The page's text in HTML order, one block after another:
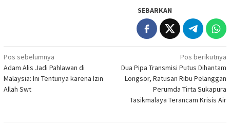
SEBARKAN
Navigasi
pos
Pos sebelumnya
Adam Alis Jadi Pahlawan di
Malaysia: Ini Tentunya karena Izin
Allah Swt
Pos berikutnya
Dua Pipa Transmisi Putus Dihantam
Longsor, Ratusan Ribu Pelanggan
Perumda Tirta Sukapura
Tasikmalaya Terancam Krisis Air